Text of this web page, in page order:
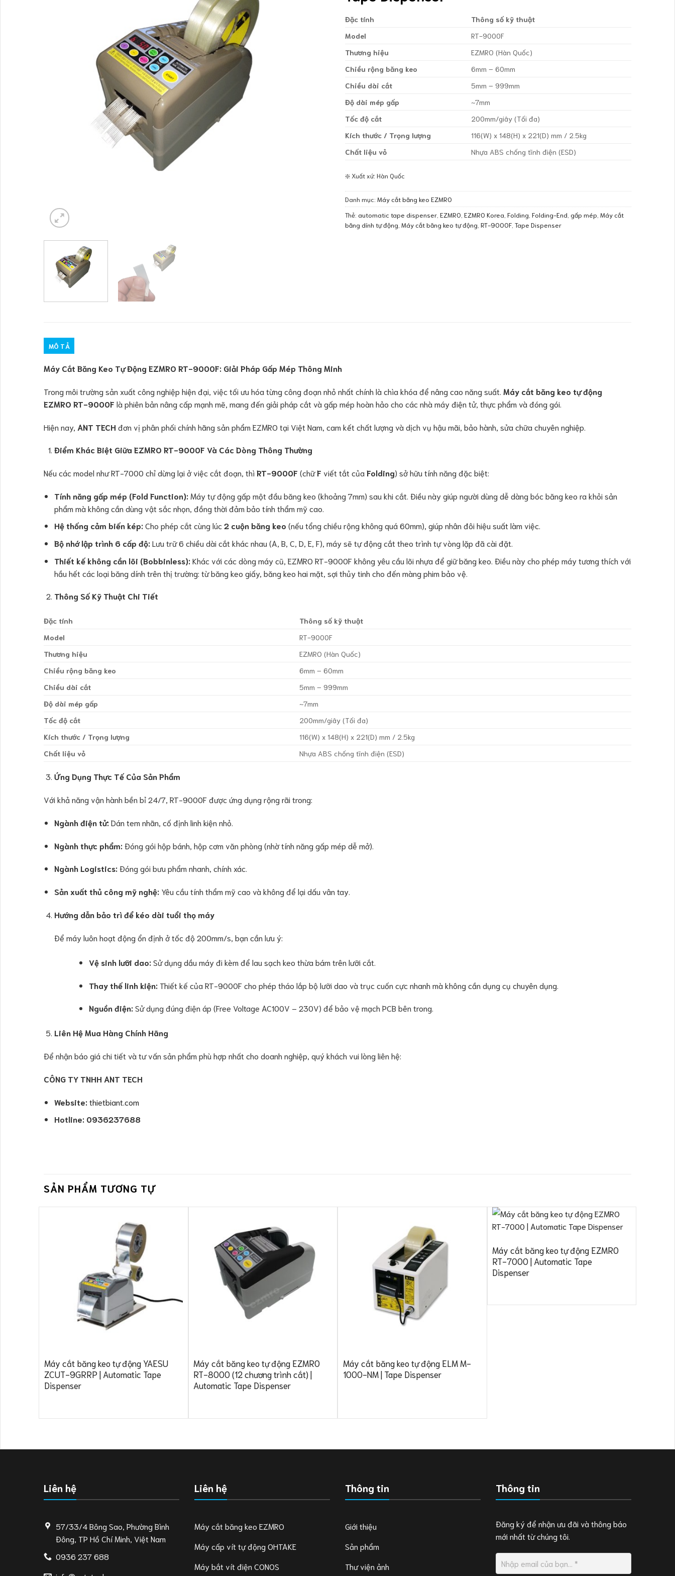
Đặc tính
Thông số kỹ thuật
Model
RT-9000F
Thương hiệu
EZMRO (Hàn Quốc)
Chiều rộng băng keo
6mm – 60mm
Chiều dài cắt
5mm – 999mm
Độ dài mép gấp
~7mm
Tốc độ cắt
200mm/giây (Tối đa)
Kích thước / Trọng lượng
116(W) x 148(H) x 221(D) mm / 2.5kg
Chất liệu vỏ
Nhựa ABS chống tĩnh điện (ESD)
❇️ Xuất xứ: Hàn Quốc
Danh mục: Máy cắt băng keo EZMRO
Thẻ: automatic tape dispenser EZMRO EZMRO Korea Folding Folding-End gấp mép Máy cắt
băng dính tự động Máy cắt băng keo tự động RT-9000F Tape Dispenser
MÔ TẢ
Máy Cắt Băng Keo Tự Động EZMRO RT-9000F: Giải Pháp Gấp Mép Thông Minh
Trong môi trường sản xuất công nghiệp hiện đại, việc tối ưu hóa từng công đoạn nhỏ nhất chính là chìa khóa để nâng cao năng suất. Máy cắt băng keo tự động
EZMRO RT-9000F là phiên bản nâng cấp mạnh mẽ, mang đến giải pháp cắt và gấp mép hoàn hảo cho các nhà máy điện tử, thực phẩm và đóng gói.
Hiện nay, ANT TECH đơn vị phân phối chính hãng sản phẩm EZMRO tại Việt Nam, cam kết chất lượng và dịch vụ hậu mãi, bảo hành, sửa chữa chuyên nghiệp.
Điểm Khác Biệt Giữa EZMRO RT-9000F Và Các Dòng Thông Thường
Nếu các model như RT-7000 chỉ dừng lại ở việc cắt đoạn, thì RT-9000F (chữF viết tắt của Folding) sở hữu tính năng đặc biệt:
Tính năng gấp mép (Fold Function): Máy tự động gấp một đầu băng keo (khoảng 7mm) sau khi cắt. Điều này giúp người dùng dễ dàng bóc băng keo ra khỏi sản
phẩm mà không cần dùng vật sắc nhọn, đồng thời đảm bảo tính thẩm mỹ cao.
Hệ thống cảm biến kép: Cho phép cắt cùng lúc2 cuộn băng keo (nếu tổng chiều rộng không quá 60mm), giúp nhân đôi hiệu suất làm việc.
Bộ nhớ lập trình 6 cấp độ: Lưu trữ 6 chiều dài cắt khác nhau (A, B, C, D, E, F), máy sẽ tự động cắt theo trình tự vòng lặp đã cài đặt.
Thiết kế không cần lõi (Bobbinless): Khác với các dòng máy cũ, EZMRO RT-9000F không yêu cầu lõi nhựa để giữ băng keo. Điều này cho phép máy tương thích với
hầu hết các loại băng dính trên thị trường: từ băng keo giấy, băng keo hai mặt, sợi thủy tinh cho đến màng phim bảo vệ.
Thông Số Kỹ Thuật Chi Tiết
Đặc tính
Thông số kỹ thuật
Model
RT-9000F
Thương hiệu
EZMRO (Hàn Quốc)
Chiều rộng băng keo
6mm – 60mm
Chiều dài cắt
5mm – 999mm
Độ dài mép gấp
~7mm
Tốc độ cắt
200mm/giây (Tối đa)
Kích thước / Trọng lượng
116(W) x 148(H) x 221(D) mm / 2.5kg
Chất liệu vỏ
Nhựa ABS chống tĩnh điện (ESD)
Ứng Dụng Thực Tế Của Sản Phẩm
Với khả năng vận hành bền bỉ 24/7, RT-9000F được ứng dụng rộng rãi trong:
Ngành điện tử: Dán tem nhãn, cố định linh kiện nhỏ.
Ngành thực phẩm: Đóng gói hộp bánh, hộp cơm văn phòng (nhờ tính năng gấp mép dễ mở).
Ngành Logistics: Đóng gói bưu phẩm nhanh, chính xác.
Sản xuất thủ công mỹ nghệ: Yêu cầu tính thẩm mỹ cao và không để lại dấu vân tay.
Hướng dẫn bảo trì để kéo dài tuổi thọ máy
Để máy luôn hoạt động ổn định ở tốc độ 200mm/s, bạn cần lưu ý:
Vệ sinh lưỡi dao: Sử dụng dầu máy đi kèm để lau sạch keo thừa bám trên lưỡi cắt.
Thay thế linh kiện: Thiết kế của RT-9000F cho phép tháo lắp bộ lưỡi dao và trục cuốn cực nhanh mà không cần dụng cụ chuyên dụng.
Nguồn điện: Sử dụng đúng điện áp (Free Voltage AC100V – 230V) để bảo vệ mạch PCB bên trong.
Liên Hệ Mua Hàng Chính Hãng
Để nhận báo giá chi tiết và tư vấn sản phẩm phù hợp nhất cho doanh nghiệp, quý khách vui lòng liên hệ:
CÔNG TY TNHH ANT TECH
Website: thietbiant.com
Hotline: 0936237688
SẢN PHẨM TƯƠNG TỰ
Máy cắt băng keo tự động YAESU
ZCUT-9GRRP | Automatic Tape
Dispenser
Máy cắt băng keo tự động EZMRO
RT-8000 (12 chương trình cắt) |
Automatic Tape Dispenser
Máy cắt băng keo tự động ELM M-
1000-NM | Tape Dispenser
Máy cắt băng keo tự động EZMRO
RT-7000 | Automatic Tape
Dispenser
Liên hệ
57/33/4 Bông Sao, Phường Bình
Đông, TP Hồ Chí Minh, Việt Nam
0936 237 688
Liên hệ
Máy cắt băng keo EZMRO
Máy cấp vít tự động OHTAKE
Máy bắt vít điện CONOS
Thông tin
Giới thiệu
Sản phẩm
Thư viện ảnh
Thông tin
Đăng ký để nhận ưu đãi và thông báo
mới nhất từ chúng tôi.